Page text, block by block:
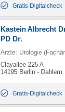
Gratis-Digitalcheck
Kastein Albrecht
PD Dr.
Ärzte: Urologie
Clayallee 225 A
14195 Berlin - Dahlem
Gratis-Digitalcheck